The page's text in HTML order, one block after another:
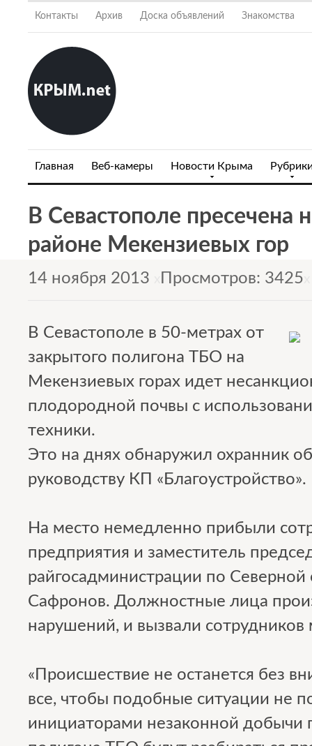
Контакты Архив Доска объявлений Знакомства
Главная Веб-камеры Новости Крыма
В Севастополе пресечена
районе Мекензиевых гор
14 ноября 2013 Просмотров: 3425
В Севастополе в 50-метрах от
закрытого полигона ТБО на
Мекензиевых горах идет
плодородной почвы с
техники.
Это на днях обнаружил охранник
руководству КП «Благоустройство».
На место немедленно прибыли
предприятия и заместитель
райгосадминистрации по Северной
Сафронов. Должностные лица
нарушений, и вызвали
«Происшествие не останется без
все, чтобы подобные ситуации не
инициаторами незаконной добычи